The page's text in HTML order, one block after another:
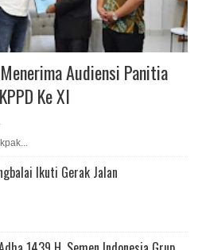
Audiensi Panitia
Ke XI
Ikuti Gerak Jalan